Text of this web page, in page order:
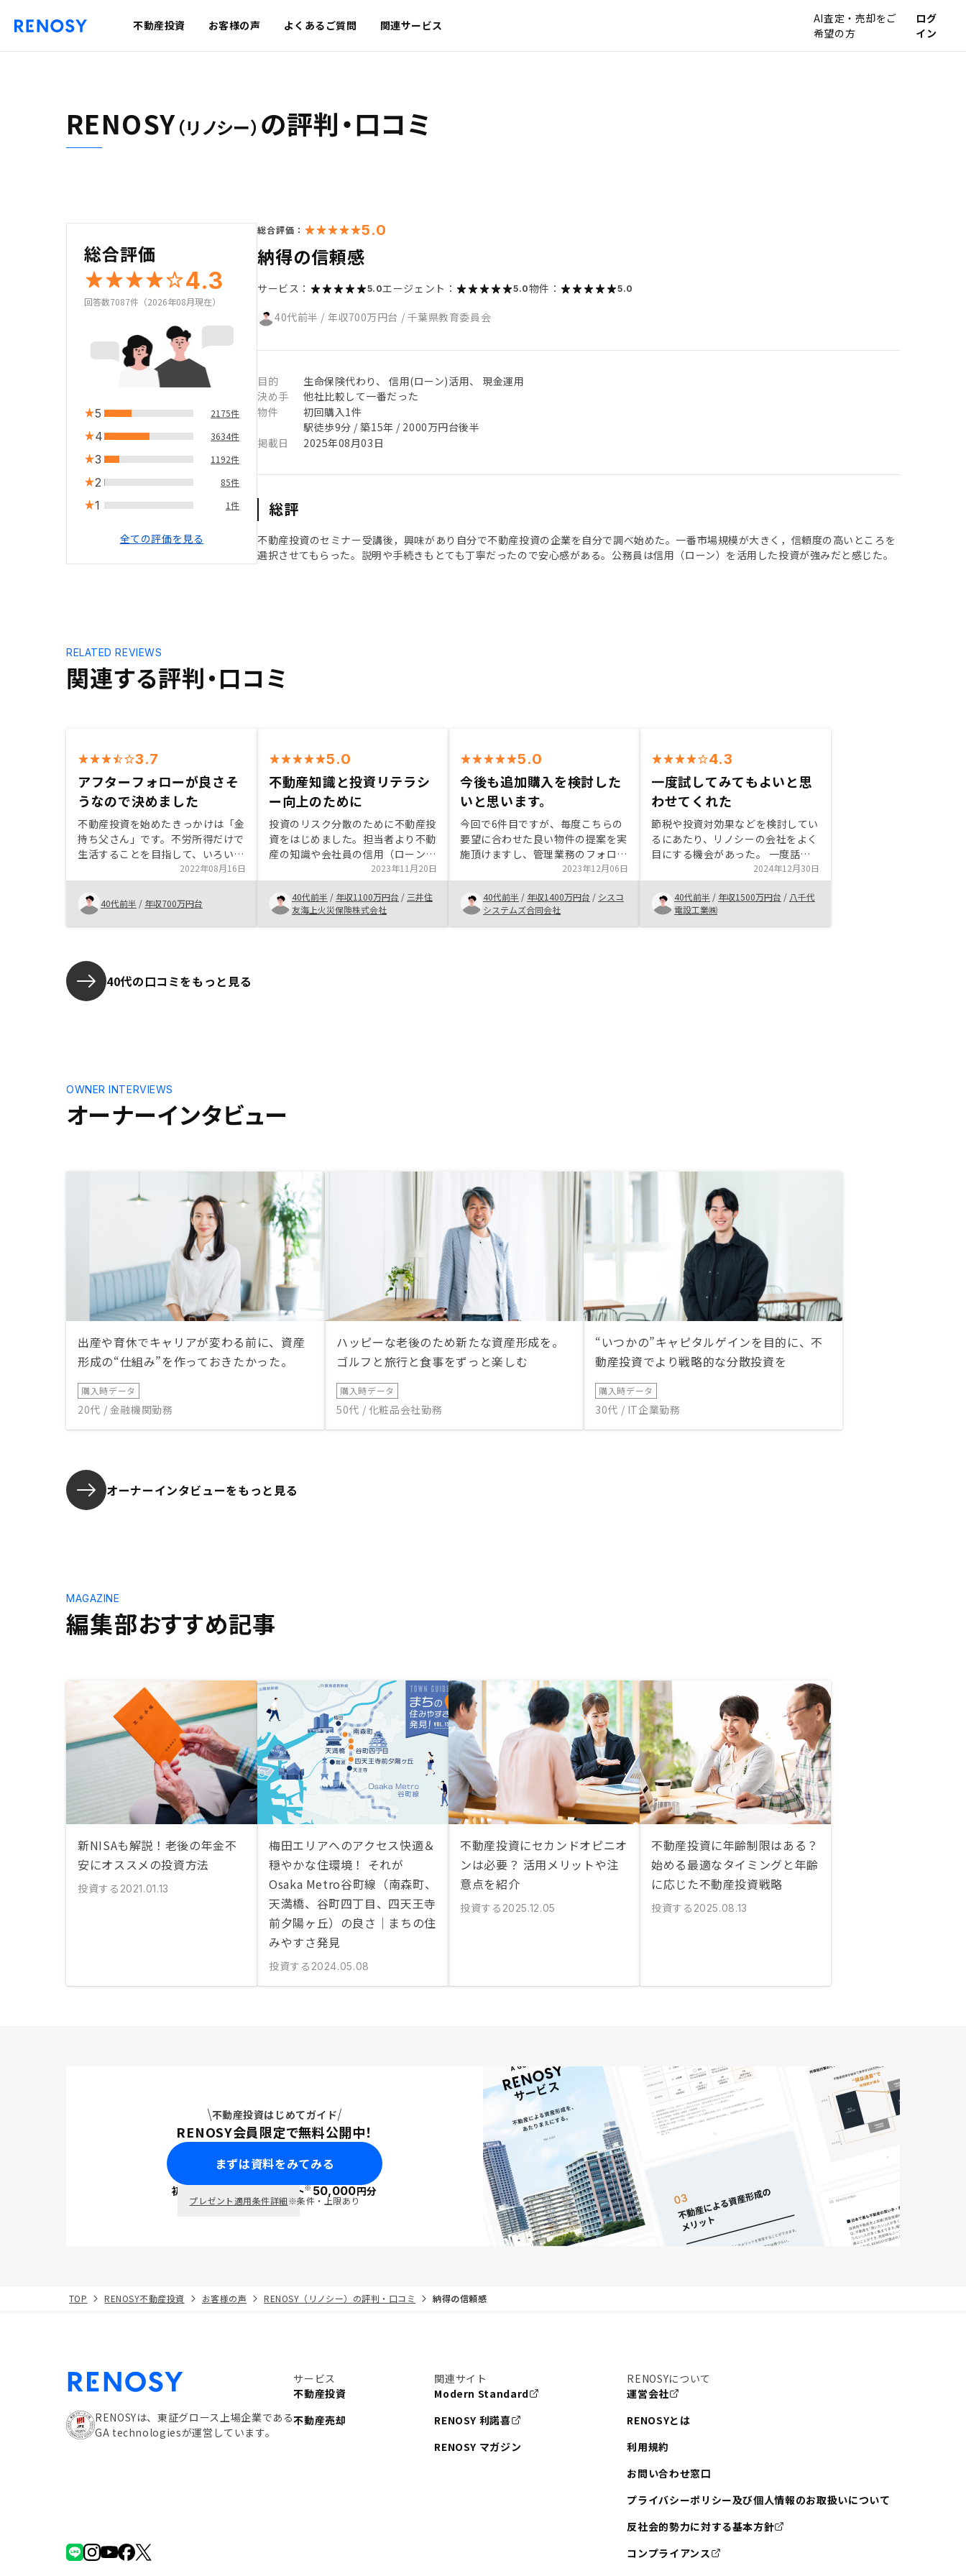
不動産投資 お客様の声 よくあるご質問 関連サービス
AI査定・売却をご
希望の方
ログ
イン
RENOSY（リノシー） の評判・口コミ
総合評価
4.3
回答数7087件（2026年08月現在）
5 2175件
4 3634件
3 1192件
2 85件
1 1件
全ての評価を見る
総合評価： 5.0
納得の信頼感
サービス： 5.0エージェント： 5.0物件： 5.0
40代前半 / 年収700万円台 / 千葉県教育委員会
目的
生命保険代わり、 信用(ローン)活用、 現金運用
決め手
他社比較して一番だった
物件
初回購入1件
駅徒歩9分 / 築15年 / 2000万円台後半
掲載日
2025年08月03日
総評
不動産投資のセミナー受講後，興味があり自分で不動産投資の企業を自分で調べ始めた。一番市場規模が大きく，信頼度の高いところを
選択させてもらった。説明や手続きもとても丁寧だったので安心感がある。公務員は信用（ローン）を活用した投資が強みだと感じた。
関連する評判・口コミ
RELATED REVIEWS
3.7
アフターフォローが良さそ
うなので決めました
不動産投資を始めたきっかけは「金
持ち父さん」です。不労所得だけで
生活することを目指して、いろいろ
資産運用をしてきましたが、商品ご
とにリスクとリターンがさまざまで
した。今投資するなら、融資を活用
できてリスクの低い区分マンション
がぴったりでした。
2022年08月16日
40代前半 / 年収700万円台
5.0
不動産知識と投資リテラシ
ー向上のために
投資のリスク分散のために不動産投
資をはじめました。担当者より不動
産の知識や会社員の信用（ローン）
の活用について教えて頂き、自分な
りに情報収集や勉強をし、腹に落と
して不動産投資を続けています。
今後の国内外の経済状況などの情報
と知識を収集し、投資を楽しんでい
2023年11月20日
40代前半 / 年収1100万円台 / 三井住
友海上火災保険株式会社
5.0
今後も追加購入を検討した
いと思います。
今回で6件目ですが、毎度こちらの
要望に合わせた良い物件の提案を実
施頂けますし、管理業務のフォロー
まで実施して頂けて、とても安心し
てお任せできます。 また機会があ
れば、追加購入を検討したいと考え
ています。
2023年12月06日
40代前半 / 年収1400万円台 / シスコ
システムズ合同会社
4.3
一度試してみてもよいと思
わせてくれた
節税や投資対効果などを検討してい
るにあたり、リノシーの会社をよく
目にする機会があった。 一度話だ
けでも聞いてみたいと思い、web面
談を申し込んでみたら、メリットも
多く投資しようと考えた。 税務や
節税に理解が乏しいかたも説明を受
けるだけで勉強になるし一度話だけ
2024年12月30日
40代前半 / 年収1500万円台 / 八千代
電設工業㈱
40代の口コミをもっと見る
オーナーインタビュー
OWNER INTERVIEWS
出産や育休でキャリアが変わる前に、資産
形成の“仕組み”を作っておきたかった。
購入時データ
20代 / 金融機関勤務
ハッピーな老後のため新たな資産形成を。
ゴルフと旅行と食事をずっと楽しむ
購入時データ
50代 / 化粧品会社勤務
“いつかの”キャピタルゲインを目的に、不
動産投資でより戦略的な分散投資を
購入時データ
30代 / IT企業勤務
オーナーインタビューをもっと見る
編集部おすすめ記事
MAGAZINE
新NISAも解説！老後の年金不
安にオススメの投資方法
投資する 2021.01.13
梅田エリアへのアクセス快適＆
穏やかな住環境！ それが
Osaka Metro谷町線（南森町、
天満橋、谷町四丁目、四天王寺
前夕陽ヶ丘）の良さ｜まちの住
みやすさ発見
投資する 2024.05.08
不動産投資にセカンドオピニオ
ンは必要？ 活用メリットや注
意点を紹介
投資する 2025.12.05
不動産投資に年齢制限はある？
始める最適なタイミングと年齢
に応じた不動産投資戦略
投資する 2025.08.13
不動産投資はじめてガイド
RENOSY会員限定で無料公開中！
まずは資料をみてみる
初回面談で ポイント※50,000円分
プレゼント適用条件詳細※条件・上限あり
TOP RENOSY不動産投資 お客様の声 RENOSY（リノシー）の評判・口コミ 納得の信頼感
RENOSYは、東証グロース上場企業である
GA technologiesが運営しています。
サービス
不動産投資
不動産売却
関連サイト
Modern Standard
RENOSY 利諾喜
RENOSY マガジン
RENOSYについて
運営会社
RENOSYとは
利用規約
お問い合わせ窓口
プライバシーポリシー及び個人情報のお取扱いについて
反社会的勢力に対する基本方針
コンプライアンス